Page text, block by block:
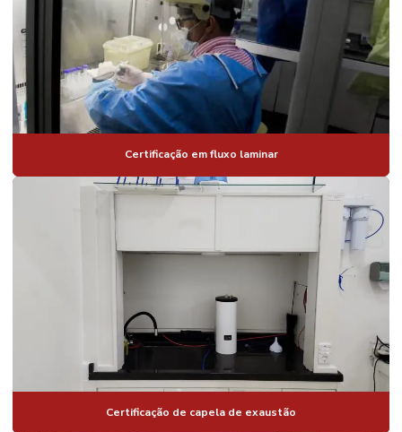
Certificação em fluxo laminar
Certificação de capela de exaustão